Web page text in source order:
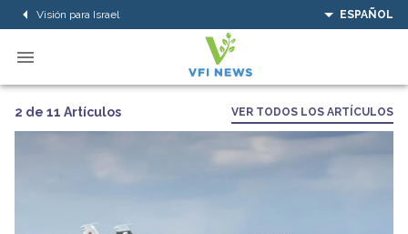
Visión para Israel ESPAÑOL
2 de 11 Artículos VER TODOS LOS ARTÍCULOS